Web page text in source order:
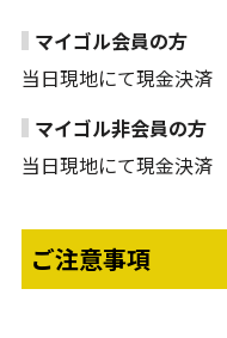
マイゴル会員の方
当日現地にて現金決済
マイゴル非会員の方
当日現地にて現金決済
ご注意事項